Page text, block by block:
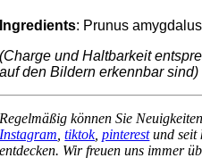
Ingredients: Prunus
(Charge und Haltbarkeit
auf den Bildern erkennbar sind)
Regelmäßig können Sie
Instagram ,tiktok,pinterestund seit
entdecken. Wir freuen uns immer